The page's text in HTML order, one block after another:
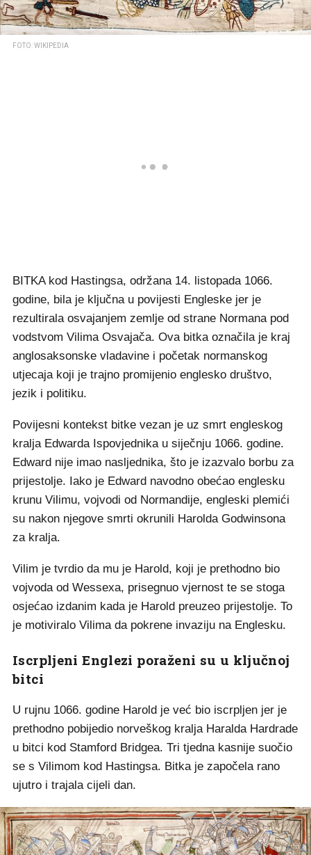
FOTO: WIKIPEDIA
BITKA kod Hastingsa, održana 14. listopada 1066.
godine, bila je ključna u povijesti Engleske jer je
rezultirala osvajanjem zemlje od strane Normana pod
vodstvom Vilima Osvajača. Ova bitka označila je kraj
anglosaksonske vladavine i početak normanskog
utjecaja koji je trajno promijenio englesko društvo,
jezik i politiku.
Povijesni kontekst bitke vezan je uz smrt engleskog
kralja Edwarda Ispovjednika u siječnju 1066. godine.
Edward nije imao nasljednika, što je izazvalo borbu za
prijestolje. Iako je Edward navodno obećao englesku
krunu Vilimu, vojvodi od Normandije, engleski plemići
su nakon njegove smrti okrunili Harolda Godwinsona
za kralja.
Vilim je tvrdio da mu je Harold, koji je prethodno bio
vojvoda od Wessexa, prisegnuo vjernost te se stoga
osjećao izdanim kada je Harold preuzeo prijestolje. To
je motiviralo Vilima da pokrene invaziju na Englesku​.
Iscrpljeni Englezi poraženi su u ključnoj
bitci
U rujnu 1066. godine Harold je već bio iscrpljen jer je
prethodno pobijedio norveškog kralja Haralda Hardrade
u bitci kod Stamford Bridgea. Tri tjedna kasnije suočio
se s Vilimom kod Hastingsa. Bitka je započela rano
ujutro i trajala cijeli dan.